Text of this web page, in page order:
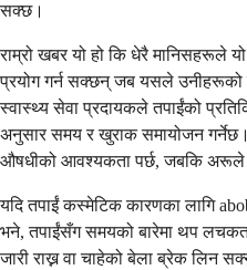
सक्छ।
राम्रो खबर यो हो कि धेरै मानिसहरूले
प्रयोग गर्न सक्छन् जब यसले उनीहरूको
स्वास्थ्य सेवा प्रदायकले तपाईंको
अनुसार समय र खुराक समायोजन
औषधीको आवश्यकता पर्छ, जबकि अरूले
यदि तपाईं कस्मेटिक कारणका लागि
भने, तपाईंसँग समयको बारेमा थप
जारी राख्न वा चाहेको बेला ब्रेक लिन